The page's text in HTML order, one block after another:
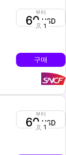
부터
60USD
1
구매
부터
60 USD
1